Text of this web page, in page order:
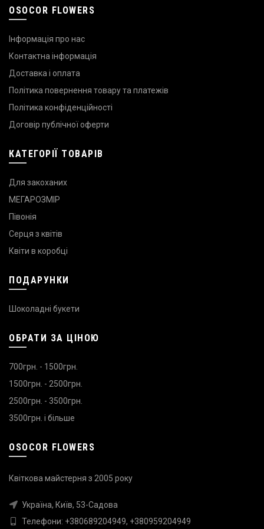
OSOCOR FLOWERS
Інформація про нас
Контактна інформація
Доставка і оплата
Політика повернення товару та платежів
Політика конфіденційності
Договір публічної оферти
КАТЕГОРІЇ ТОВАРІВ
Для закоханих
МЕГАРОЗМІР
Півонія
Серця з квітів
Квіти в коробці
ПОДАРУНКИ
Шоколадні букети
ОБРАТИ ЗА ЦІНОЮ
700грн. - 1500грн.
1500грн. - 2500грн.
2500грн. - 3500грн.
3500грн. і більше
OSOCOR FLOWERS
Квіткова майстерня з 2005 року
Україна, Київ, 53-Садова
Телефони: +380689204949, +380959204949